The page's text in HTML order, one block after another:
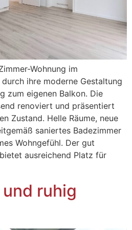
Wohnung im
ihre moderne Gestaltung
zum eigenen Balkon. Die
renoviert und präsentiert
Zustand. Helle Räume, neue
saniertes Badezimmer
Wohngefühl. Der gut
ausreichend Platz für
ruhig